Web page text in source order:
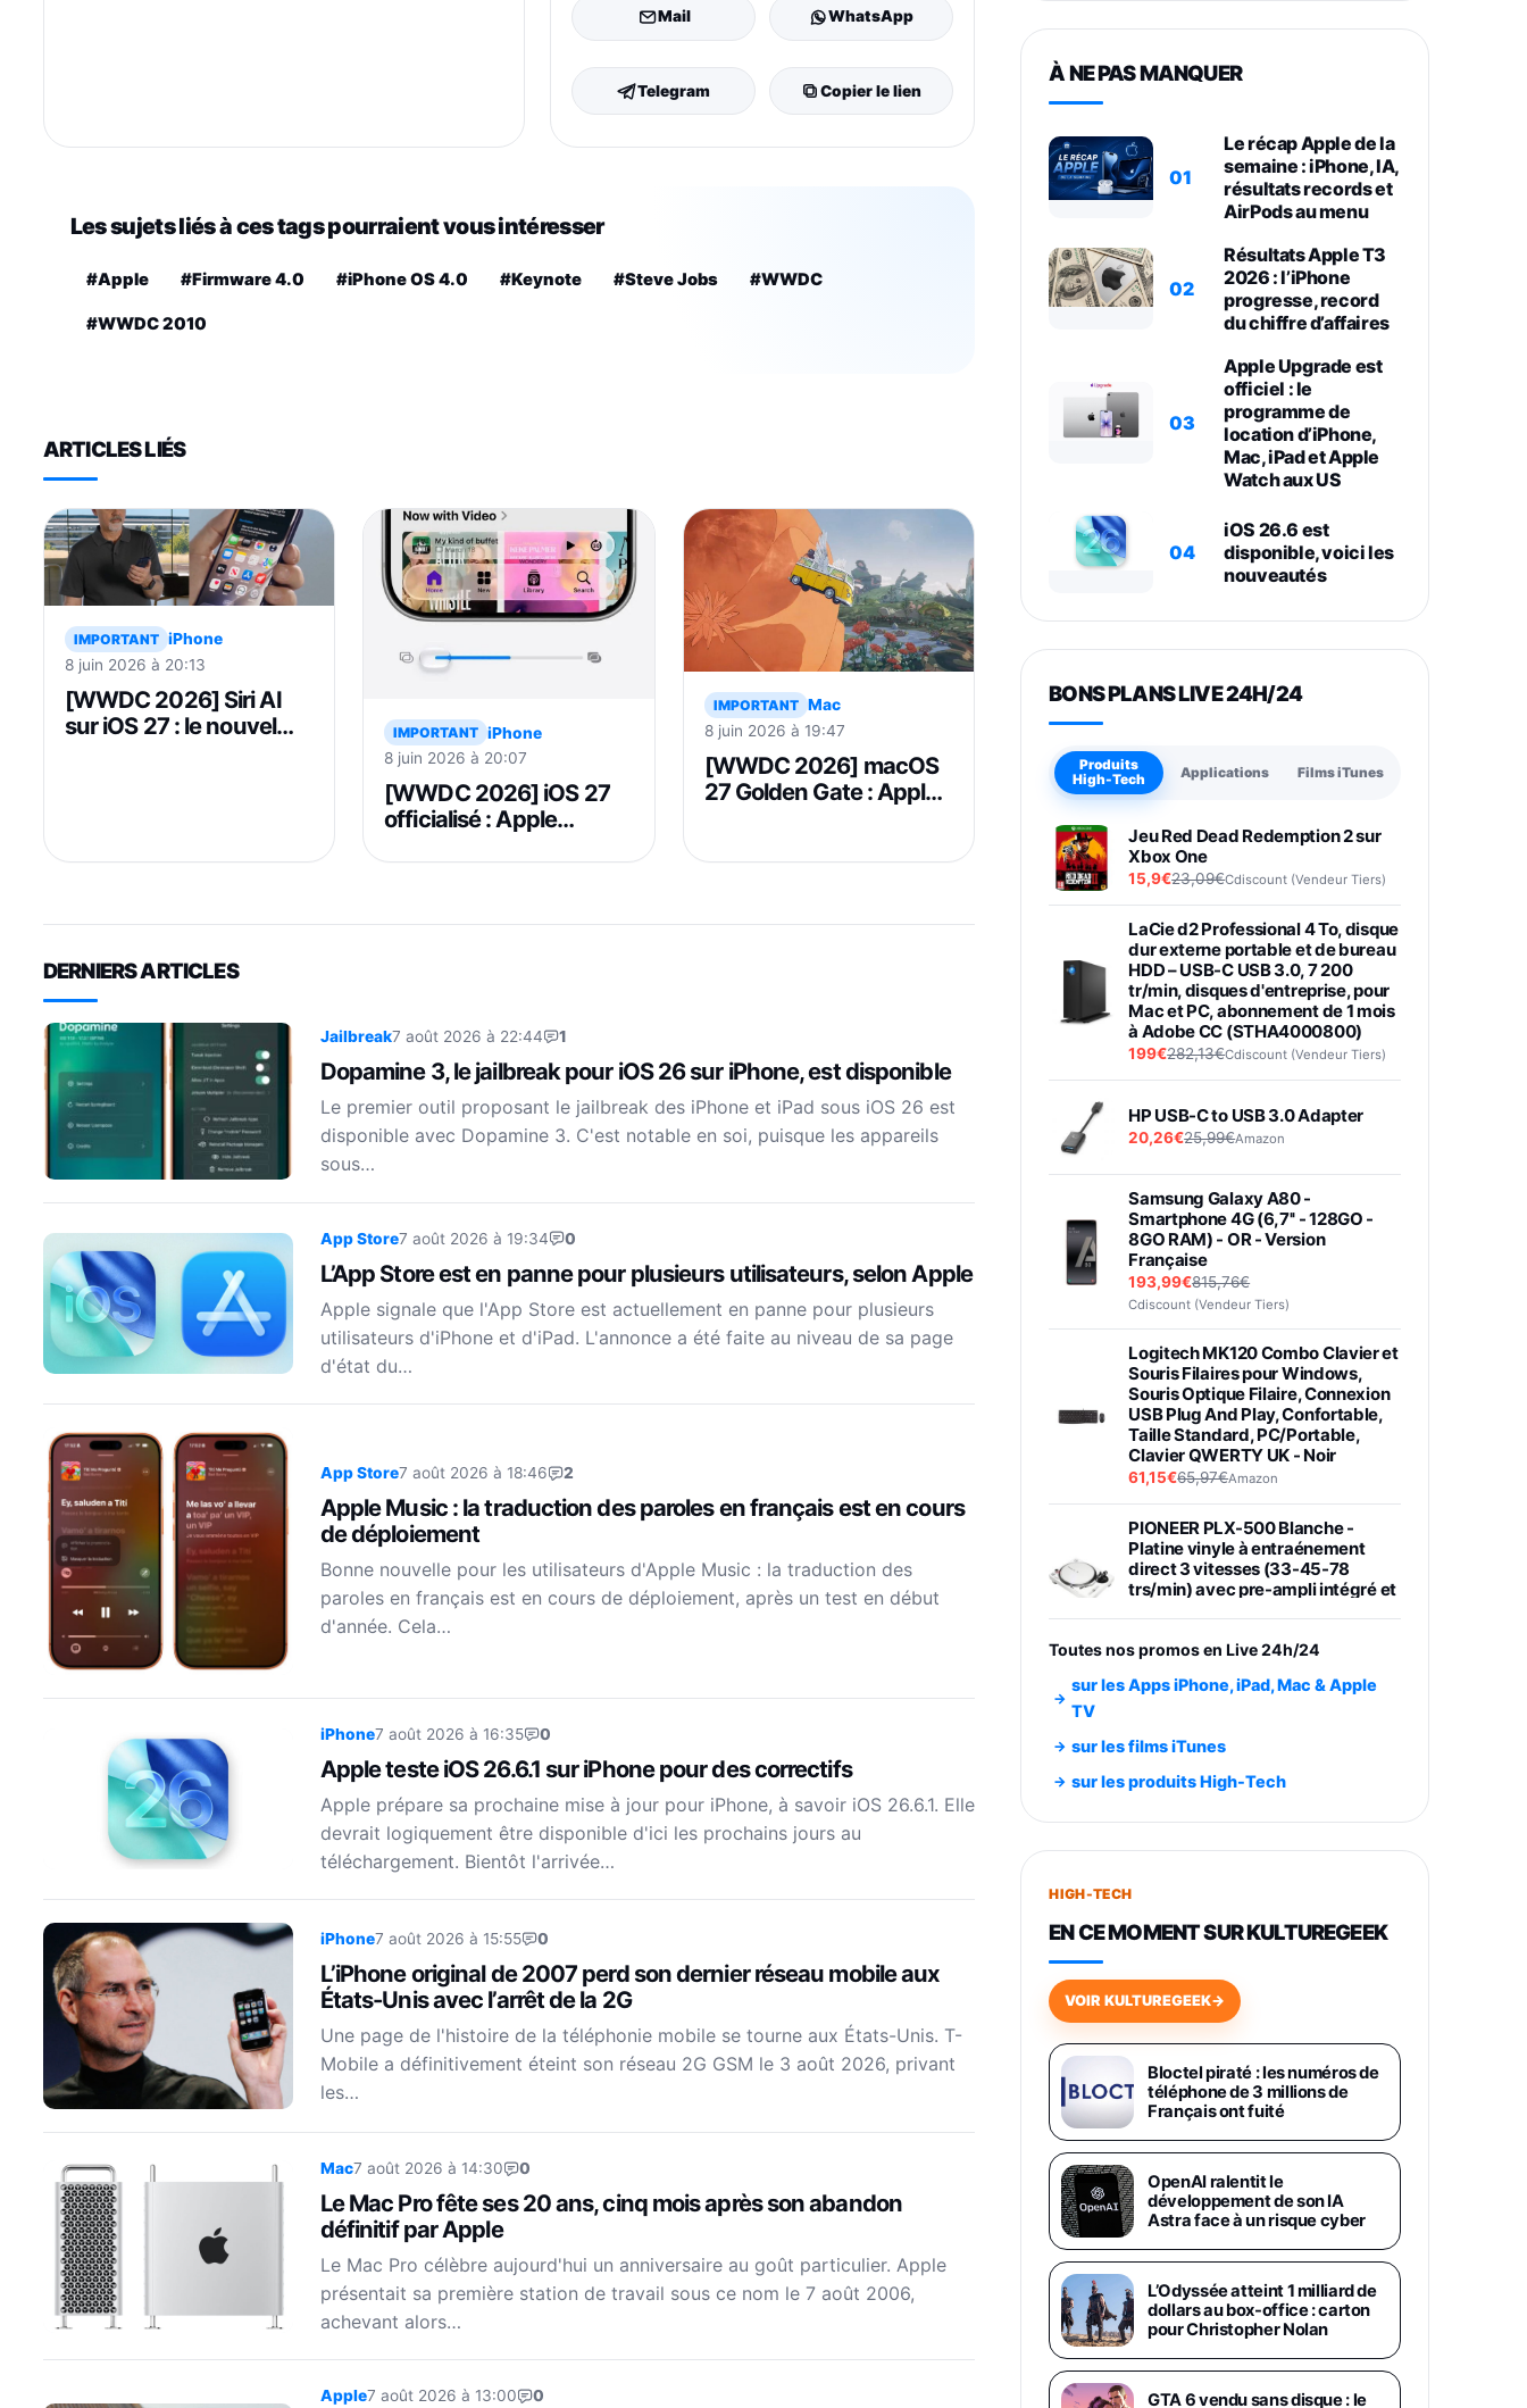
Mail WhatsApp
Telegram Copier le lien
Les sujets liés à ces tags pourraient vous intéresser
#Apple #Firmware 4.0 #iPhone OS 4.0 #Keynote #Steve Jobs #WWDC
#WWDC 2010
ARTICLES LIÉS
IMPORTANT iPhone
8 juin 2026 à 20:13
[WWDC 2026] Siri AI
sur iOS 27 : le nouvel
IMPORTANT iPhone
8 juin 2026 à 20:07
[WWDC 2026] iOS 27
officialisé : Apple
Liquid Glass et les
l’iPhone
IMPORTANT Mac
8 juin 2026 à 19:47
[WWDC 2026] macOS
27 Golden Gate : Apple
Intelligence et la fin des
DERNIERS ARTICLES
Jailbreak7 août 2026 à 22:44 1
Dopamine 3, le jailbreak pour iOS 26 sur iPhone, est disponible
Le premier outil proposant le jailbreak des iPhone et iPad sous iOS 26 est
disponible avec Dopamine 3. C'est notable en soi, puisque les appareils
sous…
App Store7 août 2026 à 19:34 0
L’App Store est en panne pour plusieurs utilisateurs, selon Apple
Apple signale que l'App Store est actuellement en panne pour plusieurs
utilisateurs d'iPhone et d'iPad. L'annonce a été faite au niveau de sa page
d'état du…
App Store7 août 2026 à 18:46 2
Apple Music : la traduction des paroles en français est en cours
de déploiement
Bonne nouvelle pour les utilisateurs d'Apple Music : la traduction des
paroles en français est en cours de déploiement, après un test en début
d'année. Cela…
iPhone7 août 2026 à 16:35 0
Apple teste iOS 26.6.1 sur iPhone pour des correctifs
Apple prépare sa prochaine mise à jour pour iPhone, à savoir iOS 26.6.1. Elle
devrait logiquement être disponible d'ici les prochains jours au
téléchargement. Bientôt l'arrivée…
iPhone7 août 2026 à 15:55 0
L’iPhone original de 2007 perd son dernier réseau mobile aux
États-Unis avec l’arrêt de la 2G
Une page de l'histoire de la téléphonie mobile se tourne aux États-Unis. T-
Mobile a définitivement éteint son réseau 2G GSM le 3 août 2026, privant
les…
Mac7 août 2026 à 14:30 0
Le Mac Pro fête ses 20 ans, cinq mois après son abandon
définitif par Apple
Le Mac Pro célèbre aujourd'hui un anniversaire au goût particulier. Apple
présentait sa première station de travail sous ce nom le 7 août 2006,
achevant alors…
Apple7 août 2026 à 13:00 0
À NE PAS MANQUER
01
Le récap Apple de la
semaine : iPhone, IA,
résultats records et
AirPods au menu
02
Résultats Apple T3
2026 : l’iPhone
progresse, record
du chiffre d’affaires
03
Apple Upgrade est
officiel : le
programme de
location d’iPhone,
Mac, iPad et Apple
Watch aux US
04
iOS 26.6 est
disponible, voici les
nouveautés
BONS PLANS LIVE 24H/24
Produits
High-Tech
Applications Films iTunes
Jeu Red Dead Redemption 2 sur
Xbox One
15,9€23,09€Cdiscount (Vendeur Tiers)
LaCie d2 Professional 4 To, disque
dur externe portable et de bureau
HDD – USB-C USB 3.0, 7 200
tr/min, disques d'entreprise, pour
Mac et PC, abonnement de 1 mois
à Adobe CC (STHA4000800)
199€282,13€Cdiscount (Vendeur Tiers)
HP USB-C to USB 3.0 Adapter
20,26€25,99€Amazon
Samsung Galaxy A80 -
Smartphone 4G (6,7'' - 128GO -
8GO RAM) - OR - Version
Française
193,99€815,76€
Cdiscount (Vendeur Tiers)
Logitech MK120 Combo Clavier et
Souris Filaires pour Windows,
Souris Optique Filaire, Connexion
USB Plug And Play, Confortable,
Taille Standard, PC/Portable,
Clavier QWERTY UK - Noir
61,15€65,97€Amazon
PIONEER PLX-500 Blanche -
Platine vinyle à entraénement
direct 3 vitesses (33-45-78
trs/min) avec pre-ampli intégré et
Smartphone SAMSUNG Galaxy
Smartphone SAMSUNG Galaxy
S26+ Violet 256Go
749,99€1240,43€Fnac (Vendeur Tiers)
648,63€
Smartphone Android 5G avec
Galaxy AI, 512 Go, Chargeur
Secteur Rapide 25W Inclus,
Smartphone déverrouillé, Noir,
Version FR
1019€1399€Fnac (Vendeur Tiers)
Galaxy S26 Ultra 512 Go Bleu
1019€ 1399€Fnac (Vendeur Tiers)
Galaxy S26 Ultra 256 Go Violet
892€1199€
Philips SHK2000BL - Casque
Enfant - Bleu & Répartiteur Audio
5 Casques, Blanc
24,94€ 29,96€Fnac (Vendeur Tiers)
Toutes nos promos en Live 24h/24
sur les Apps iPhone, iPad, Mac & Apple
TV
sur les films iTunes
sur les produits High-Tech
HIGH-TECH
EN CE MOMENT SUR KULTUREGEEK
VOIR KULTUREGEEK→
Bloctel piraté : les numéros de
téléphone de 3 millions de
Français ont fuité
OpenAI ralentit le
développement de son IA
Astra face à un risque cyber
L’Odyssée atteint 1 milliard de
dollars au box-office : carton
pour Christopher Nolan
GTA 6 vendu sans disque : le